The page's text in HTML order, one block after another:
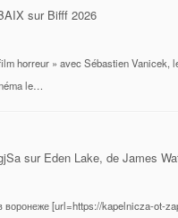
sur Bifff 2026
horreur » avec Sébastien Vanicek,
le…
sur Eden Lake, de James
воронеже [url=https://kapelnicza-ot-